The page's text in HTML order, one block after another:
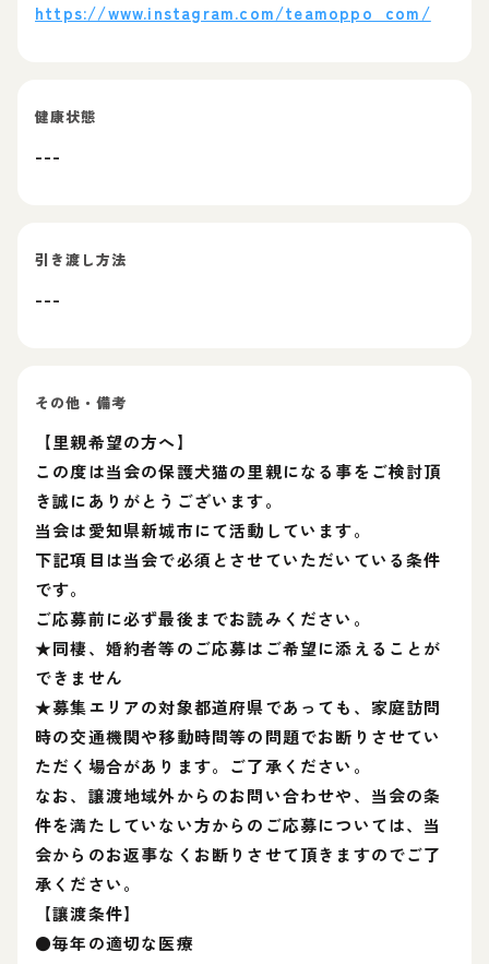
https://www.instagram.com/teamoppo_com/
健康状態
---
引き渡し方法
---
その他・備考
【里親希望の方へ】
この度は当会の保護犬猫の里親になる事をご検討頂
き誠にありがとうございます。
当会は愛知県新城市にて活動しています。
下記項目は当会で必須とさせていただいている条件
です。
ご応募前に必ず最後までお読みください。
★同棲、婚約者等のご応募はご希望に添えることが
できません
★募集エリアの対象都道府県であっても、家庭訪問
時の交通機関や移動時間等の問題でお断りさせてい
ただく場合があります。ご了承ください。
なお、譲渡地域外からのお問い合わせや、当会の条
件を満たしていない方からのご応募については、当
会からのお返事なくお断りさせて頂きますのでご了
承ください。
【讓渡条件】
●毎年の適切な医療